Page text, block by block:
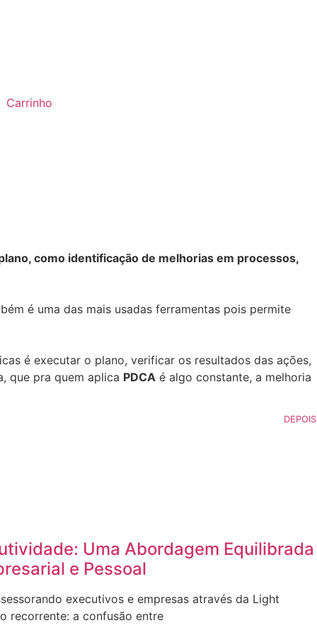
Carrinho
como identificação de melhorias em processos,
é uma das mais usadas ferramentas pois permite
é executar o plano, verificar os resultados das ações,
que pra quem aplica PDCA é algo constante, a melhoria
DEPOIS
Uma Abordagem Equilibrada
e Pessoal
executivos e empresas através da Light
recorrente: a confusão entre